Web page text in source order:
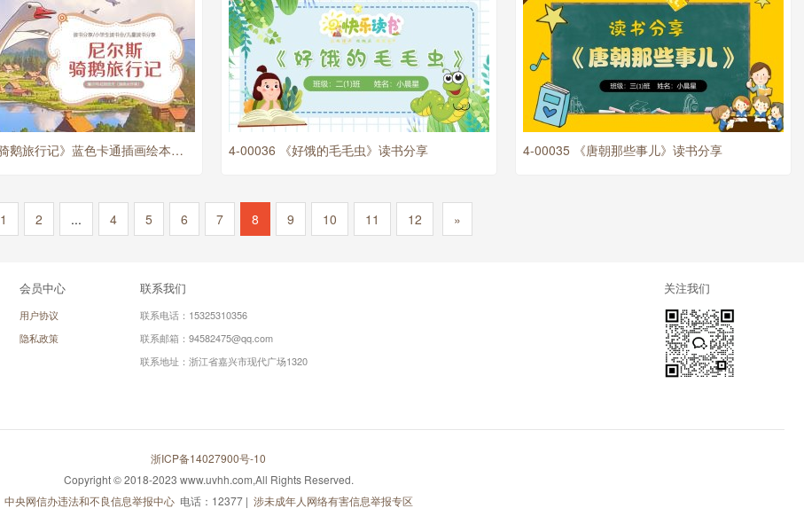
4-00037 《骑鹅旅行记》蓝色卡通插画绘本故事骑鹅旅行记动态PPT读书分享 4-00036 《好饿的毛毛虫》读书分享 4-00035 《唐朝那些事儿》读书分享
1 2 ... 4 5 6 7 8 9 10 11 12 »
会员中心
用户协议
隐私政策
联系我们
联系电话：15325310356
联系邮箱：94582475@qq.com
联系地址：浙江省嘉兴市现代广场1320
关注我们
浙ICP备14027900号-10
Copyright © 2018-2023 www.uvhh.com,All Rights Reserved.
中央网信办违法和不良信息举报中心 电话：12377 | 涉未成年人网络有害信息举报专区